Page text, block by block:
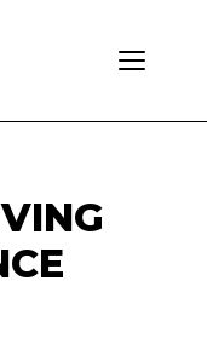
Toggle